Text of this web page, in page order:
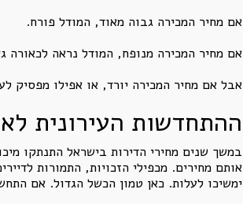
אם מחיר המכירה גבוה מאוד, המודל פורח.
אם מחיר המכירה מנופח, המודל נראה לכאורה
אבל אם מחיר המכירה יורד, או אפילו מפסיק
ההתחדשות העירונית
במשך שנים מחירי הדירות בישראל התנתקו
אותם מחירים. מכפילי הזכויות, התמורות
ימשיכו לעלות. כאן טמון הכשל הגדול. אם